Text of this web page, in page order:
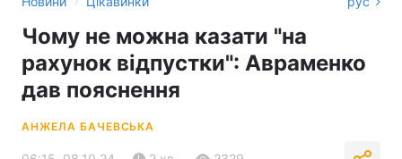
Чому не можна казати "на
рахунок відпустки": Авраменко
дав пояснення
АНЖЕЛА БАЧЕВСЬКА